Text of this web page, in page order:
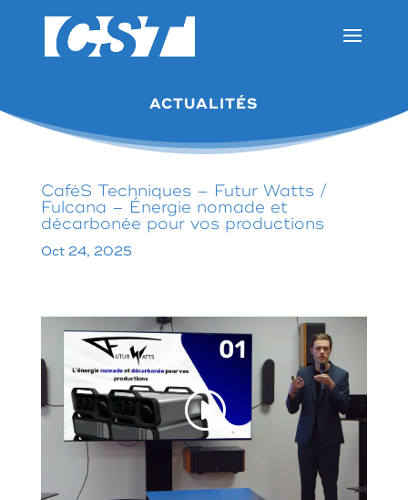
ACTUALITÉS
CaféS Techniques – Futur Watts /
Fulcana – Énergie nomade et
décarbonée pour vos productions
Oct 24, 2025